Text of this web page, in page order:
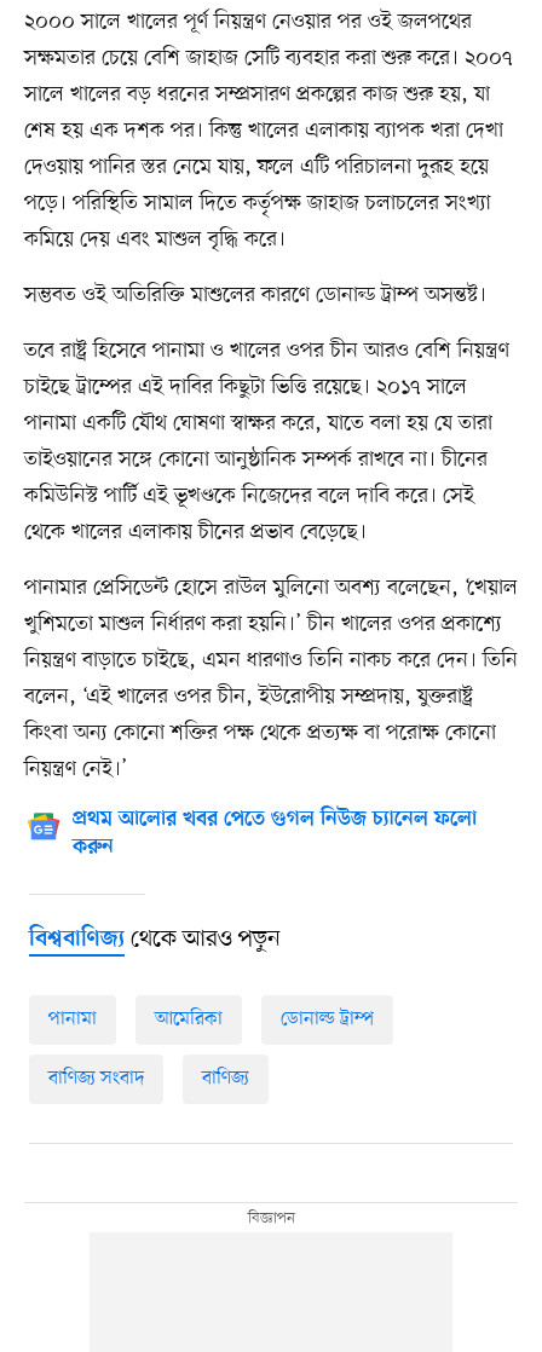
২০০০ সালে খালের পূর্ণ নিয়ন্ত্রণ নেওয়ার পর ওই জলপথের
সক্ষমতার চেয়ে বেশি জাহাজ সেটি ব্যবহার করা শুরু করে। ২০০৭
সালে খালের বড় ধরনের সম্প্রসারণ প্রকল্পের কাজ শুরু হয়, যা
শেষ হয় এক দশক পর। কিন্তু খালের এলাকায় ব্যাপক খরা দেখা
দেওয়ায় পানির স্তর নেমে যায়, ফলে এটি পরিচালনা দুরূহ হয়ে
পড়ে। পরিস্থিতি সামাল দিতে কর্তৃপক্ষ জাহাজ চলাচলের সংখ্যা
কমিয়ে দেয় এবং মাশুল বৃদ্ধি করে।
সম্ভবত ওই অতিরিক্তি মাশুলের কারণে ডোনাল্ড ট্রাম্প অসন্তষ্ট।
তবে রাষ্ট্র হিসেবে পানামা ও খালের ওপর চীন আরও বেশি নিয়ন্ত্রণ
চাইছে ট্রাম্পের এই দাবির কিছুটা ভিত্তি রয়েছে। ২০১৭ সালে
পানামা একটি যৌথ ঘোষণা স্বাক্ষর করে, যাতে বলা হয় যে তারা
তাইওয়ানের সঙ্গে কোনো আনুষ্ঠানিক সম্পর্ক রাখবে না। চীনের
কমিউনিস্ট পার্টি এই ভূখণ্ডকে নিজেদের বলে দাবি করে। সেই
থেকে খালের এলাকায় চীনের প্রভাব বেড়েছে।
পানামার প্রেসিডেন্ট হোসে রাউল মুলিনো অবশ্য বলেছেন, ‘খেয়াল
খুশিমতো মাশুল নির্ধারণ করা হয়নি।’ চীন খালের ওপর প্রকাশ্যে
নিয়ন্ত্রণ বাড়াতে চাইছে, এমন ধারণাও তিনি নাকচ করে দেন। তিনি
বলেন, ‘এই খালের ওপর চীন, ইউরোপীয় সম্প্রদায়, যুক্তরাষ্ট্র
কিংবা অন্য কোনো শক্তির পক্ষ থেকে প্রত্যক্ষ বা পরোক্ষ কোনো
নিয়ন্ত্রণ নেই।’
প্রথম আলোর খবর পেতে গুগল নিউজ চ্যানেল ফলো
করুন
বিশ্ববাণিজ্যথেকে আরও পড়ুন
পানামা আমেরিকা ডোনাল্ড ট্রাম্প
বাণিজ্য সংবাদ বাণিজ্য